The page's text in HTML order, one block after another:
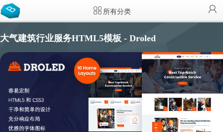
所有分类
大气建筑行业服务HTML5模板 - Droled